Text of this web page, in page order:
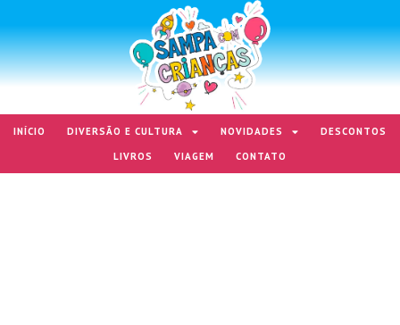
INÍCIO DIVERSÃO E CULTURA NOVIDADES
DESCONTOS
LIVROS
VIAGEM CONTATO